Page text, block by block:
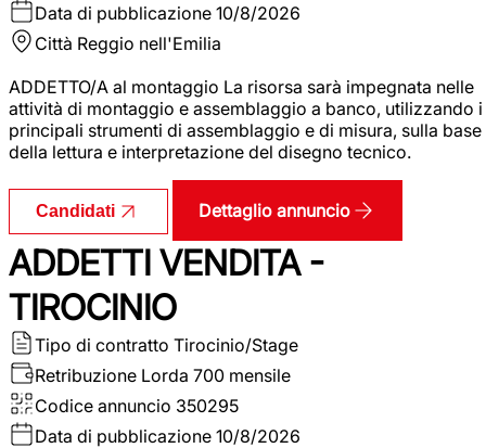
Data di pubblicazione 10/8/2026
Città Reggio nell'Emilia
ADDETTO/A al montaggio La risorsa sarà impegnata nelle
attività di montaggio e assemblaggio a banco, utilizzando i
principali strumenti di assemblaggio e di misura, sulla base
della lettura e interpretazione del disegno tecnico.
Candidati Dettaglio annuncio
ADDETTI VENDITA -
TIROCINIO
Tipo di contratto Tirocinio/Stage
Retribuzione Lorda 700 mensile
Codice annuncio 350295
Data di pubblicazione 10/8/2026